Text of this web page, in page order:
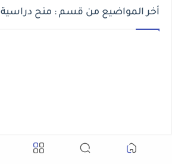
أخر المواضيع من قسم : منح دراسية